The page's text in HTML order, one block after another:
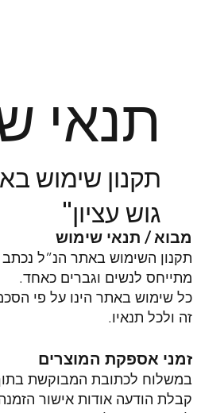
תנאי
תקנון שימוש
גוש עציון"
מבוא / תנאי שימוש
תקנון השימוש באתר הנ”ל
מתייחס לנשים וגברים כאחד.
כל שימוש באתר הינו על פי
זה ולכל תנאיו.
זמני אספקת המוצרים
קבלת הודעה אודות אישור